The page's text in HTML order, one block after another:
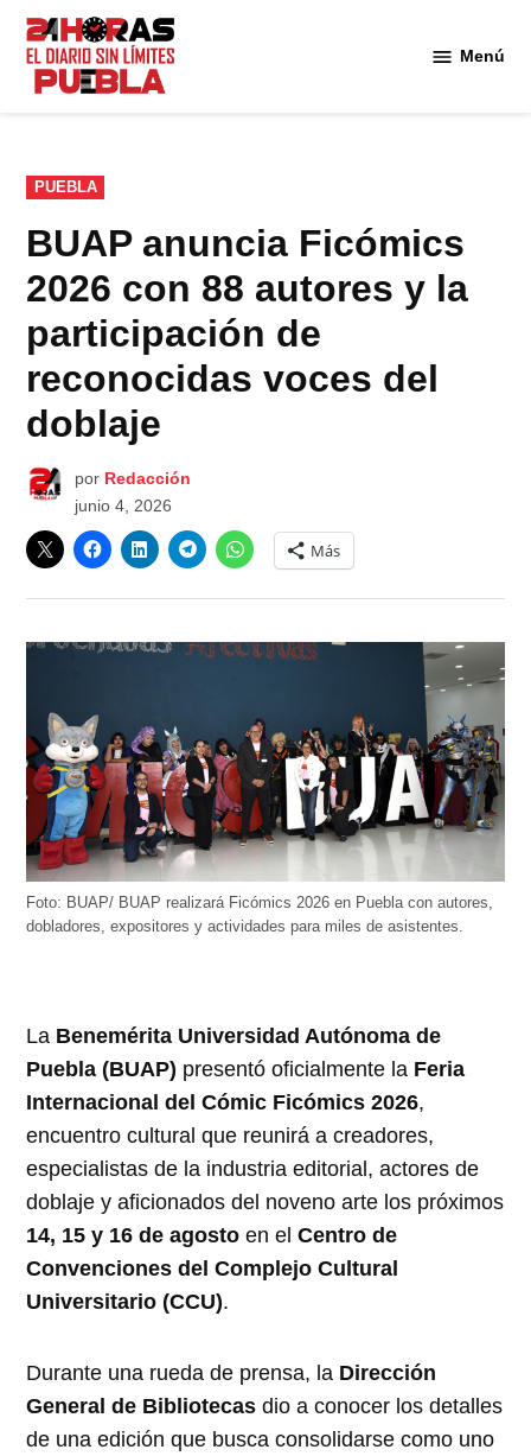
Saltar
contenido
Menú
PUBLICADO
EN
PUEBLA
BUAP anuncia Ficómics
2026 con 88 autores y la
participación de
reconocidas voces del
doblaje
por Redacción
junio 4, 2026
Más
Foto: BUAP/ BUAP realizará Ficómics 2026 en Puebla con autores,
dobladores, expositores y actividades para miles de asistentes.
La Benemérita Universidad Autónoma de
Puebla (BUAP) presentó oficialmente la Feria
Internacional del Cómic Ficómics 2026,
encuentro cultural que reunirá a creadores,
especialistas de la industria editorial, actores de
doblaje y aficionados del noveno arte los próximos
14, 15 y 16 de agosto en elCentro de
Convenciones del Complejo Cultural
Universitario (CCU).
Durante una rueda de prensa, la Dirección
General de Bibliotecas dio a conocer los detalles
de una edición que busca consolidarse como uno